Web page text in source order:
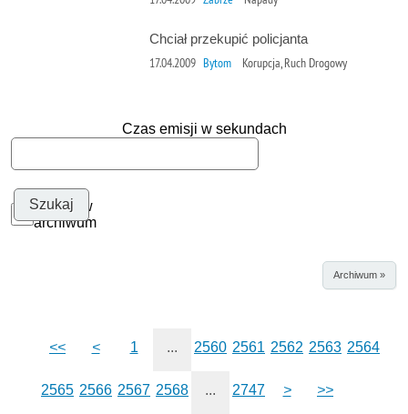
Chciał przekupić policjanta
17.04.2009 Bytom Korupcja, Ruch Drogowy
Czas emisji w sekundach
Szukaj w
archiwum
Archiwum »
<< < 1 ... 2560 2561 2562 2563 2564
2565 2566 2567 2568 ... 2747 > >>